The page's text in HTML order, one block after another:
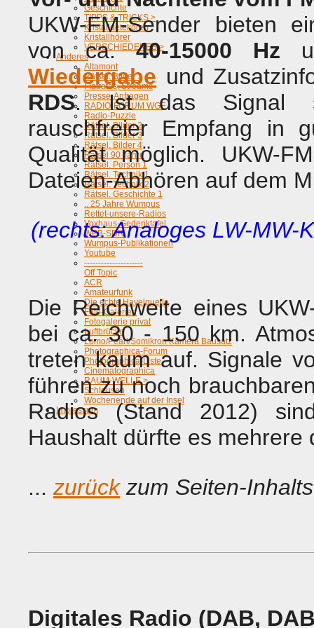
Geschichte
TIPPS & TRICKS >
Kristalldetekoren
Kristallhörer
VERSCHIEDENES >
Anderes
Altamont
Rätsel. Bilder 1
Flatrates, Streams
Presse-Anfragen
RADIO-FORUM WGF
Radio-Puzzle
Rätsel. Bilder 2
Rätsel. Bilder 3
Rätsel. Bilder 4
Rätsel 90 Jahre
Rätsel. Person 1
Rätsel. Technik 1
Rätsel. Technik 2
Rätsel. Geschichte 1
.. 25 Jahre Wumpus
Rettet-unsere-Radios
Voxhaus-Gedenktafel
WEB-SDR
Wumpus-Publikationen
Youtube
---------------------
Off Topic
ACR
Amateurfunk
Die echte Havelquelle
Foto-Galerien
Fotogalerie privat
Luftbrücke
Lomo/Pearl/Somikron Kamera Bausatz
Photographica-Forum
Photographica-Liste
Cinematographica
RAUM-WELLE >
Schleusen
Wochenende auf der Insel
Impressum
UKW-FM-Sender bieten
von ca.40-15000 Hz
Wiedergabe und
RDS. Ist das Signal
rauschfreier Empfang in
Qualität möglich. UKW-
Dateien-Abhören auf dem
(rechts: Analoges LW-MW-
Die Reichweite eines
bei ca. 30 - 150 km.
treten kaum auf. Signale
führen zu noch
Radios (Stand 2012)
Haushalt dürfte es mehrere
... zurückzum Seiten-
Digitales Radio (DAB,